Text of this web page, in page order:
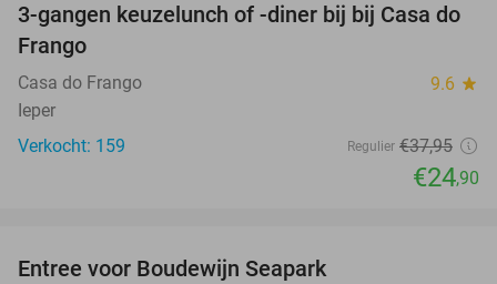
34%
3-gangen keuzelunch of -diner bij bij Casa do
Frango
Casa do Frango 9.6 star
Ieper
Verkocht: 159
Regulier €37,95
€24,90
Entree voor Boudewijn Seapark